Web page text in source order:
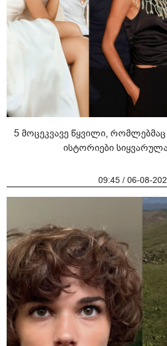
5 მოცეკვავე წყვილი, რომლებმაც
ისტორიები
09:45 / 06-08-